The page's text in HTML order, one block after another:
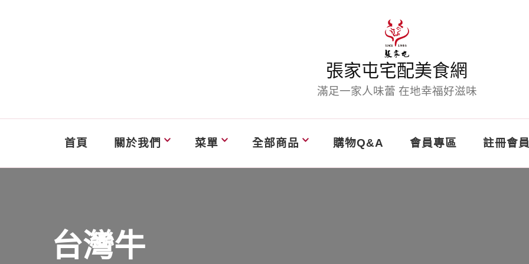
張家屯宅配美食網
滿足一家人味蕾 在地幸福好滋味
首頁 關於我們 菜單 全部商品 購物Q&A 會員專區 註冊會員
台灣牛